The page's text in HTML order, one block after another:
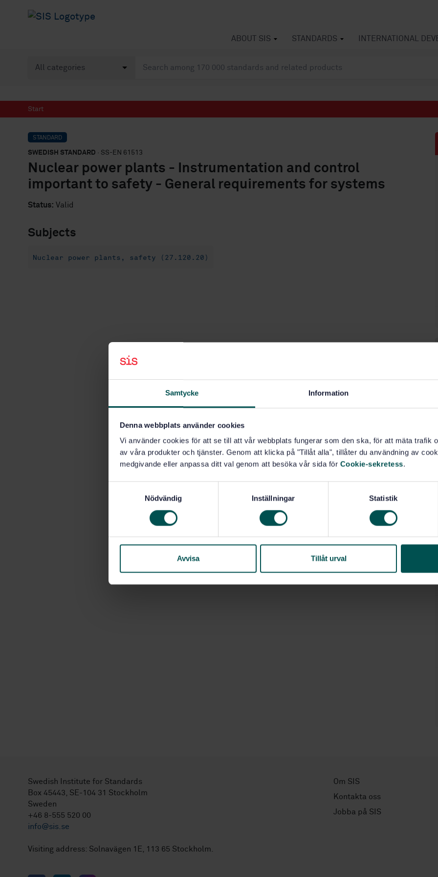
Samtycke Information
Denna webbplats använder cookies
Vi använder cookies för att se till att vår webbplats fungerar som den ska, för att mäta trafik
av våra produkter och tjänster. Genom att klicka på "Tillåt alla", tillåter du användning av
medgivande eller anpassa ditt val genom att besöka vår sida för Cookie-sekretess.
s
Nödvändig Inställningar Statistik
Avvisa Tillåt urval
ABOUT SIS STANDARDS INTERNATIONAL
Start
STANDARD
SWEDISH STANDARD · SS-EN 61513
Nuclear power plants - Instrumentation and control
important to safety - General requirements for systems
Status: Valid
Subjects
Nuclear power plants, safety (27.120.20)
Swedish Institute for Standards
Box 45443, SE-104 31 Stockholm
Sweden
+46 8-555 520 00
info@sis.se
Visiting address: Solnavägen 1E, 113 65 Stockholm.
Om SIS
Kontakta oss
Jobba på SIS